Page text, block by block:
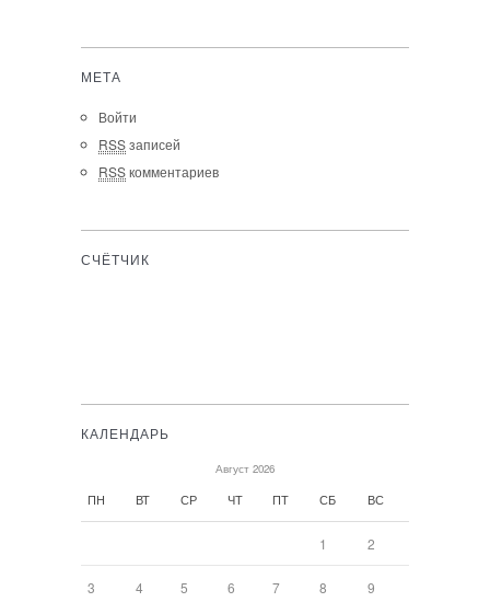
МЕТА
Войти
RSSзаписей
RSSкомментариев
СЧЁТЧИК
КАЛЕНДАРЬ
Август 2026
ПН ВТ СР ЧТ ПТ СБ ВС
1 2
3 4 5 6 7 8 9